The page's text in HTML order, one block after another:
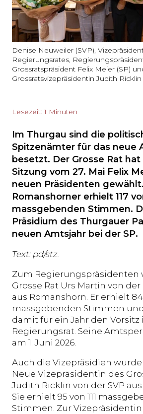
Denise Neuweiler (SVP),
Regierungsrates,
Grossratspräsident Felix Meier (SP)
Grossratsvizepräsidentin Judith Ricklin
Lesezeit: 1 Minuten
Im Thurgau sind die
Spitzenämter für das neue
besetzt. Der Grosse Rat
Sitzung vom 27. Mai Felix
neuen Präsidenten
Romanshorner erhielt 117
massgebenden Stimmen.
Präsidium des Thurgauer
neuen Amtsjahr bei der SP.
Text: pd/stz.
Zum Regierungspräsidenten
Grosse Rat Urs Martin von der
aus Romanshorn. Er erhielt
massgebenden Stimmen
damit für ein Jahr den Vorsitz
Regierungsrat. Seine
am 1. Juni 2026.
Auch die Vizepräsidien
Neue Vizepräsidentin des
Judith Ricklin von der SVP
Sie erhielt 95 von 111
Stimmen. Zur Vizepräsidentin